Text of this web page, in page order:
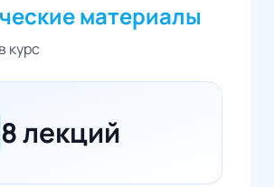
материалы
курс
8 лекций